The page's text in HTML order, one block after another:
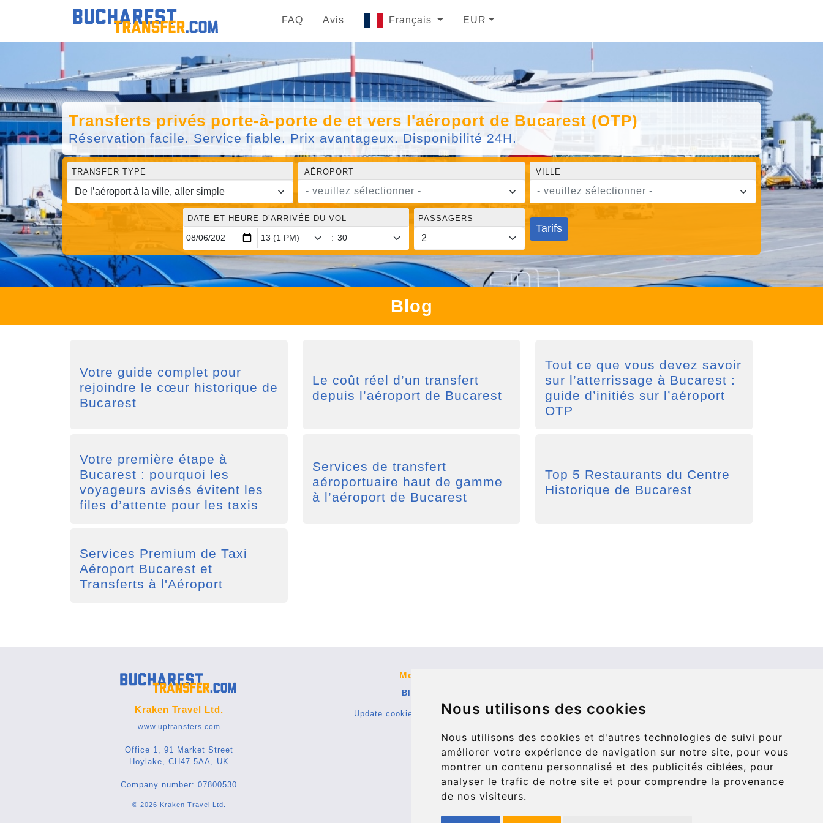
Nous utilisons des cookies
Nous utilisons des cookies et d'autres technologies de suivi pour
améliorer votre expérience de navigation sur notre site, pour vous
montrer un contenu personnalisé et des publicités ciblées, pour
analyser le trafic de notre site et pour comprendre la provenance
de nos visiteurs.
FAQ Avis Français EUR
Transferts privés porte-à-porte de et vers l'aéroport de Bucarest (OTP)
Réservation facile. Service fiable. Prix avantageux. Disponibilité 24H.
TRANSFER TYPE AÉROPORT
- veuillez sélectionner -
VILLE
- veuillez sélectionner -
DATE ET HEURE D’ARRIVÉE DU VOL
:
PASSAGERS
Tarifs
Blog
Votre guide complet pour
rejoindre le cœur historique de
Bucarest
Le coût réel d’un transfert
depuis l’aéroport de Bucarest
Tout ce que vous devez savoir
sur l’atterrissage à Bucarest :
guide d’initiés sur l’aéroport
OTP
Votre première étape à
Bucarest : pourquoi les
voyageurs avisés évitent les
files d’attente pour les taxis
Services de transfert
aéroportuaire haut de gamme
à l’aéroport de Bucarest
Top 5 Restaurants du Centre
Historique de Bucarest
Services Premium de Taxi
Aéroport Bucarest et
Transferts à l'Aéroport
Kraken Travel Ltd.
www.uptransfers.com
Office 1, 91 Market Street
Hoylake, CH47 5AA, UK
Company number: 07800530
© 2026 Kraken Travel Ltd.
More
Blog
Update cookies preferences